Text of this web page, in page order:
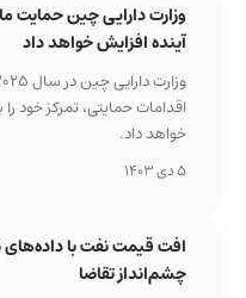
وزارت دارایی چین حمایت
آینده افزایش خواهد داد
اقدامات حمایتی، تمرکز خود را
خواهد داد.
افت قیمت نفت با داده‌های
چشم‌انداز تقاضا